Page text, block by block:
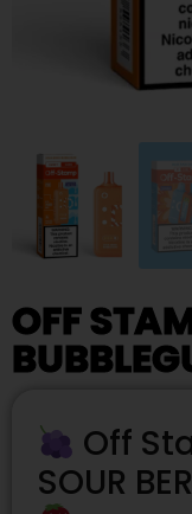
OFF
Off
SOUR